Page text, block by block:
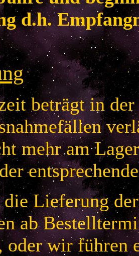
d.h.
beträgt in der
mehr am
Lieferung
ab
wir führen